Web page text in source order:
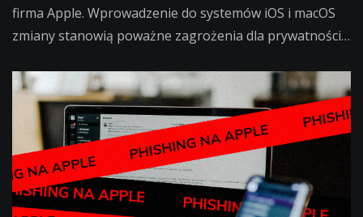
firma Apple. Wprowadzenie do systemów iOS i macOS
zmiany stanowią poważne zagrożenia dla prywatności…